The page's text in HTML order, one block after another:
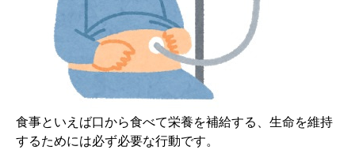
食事といえば口から食べて栄養を補給する、生命を維持
するためには必ず必要な行動です。